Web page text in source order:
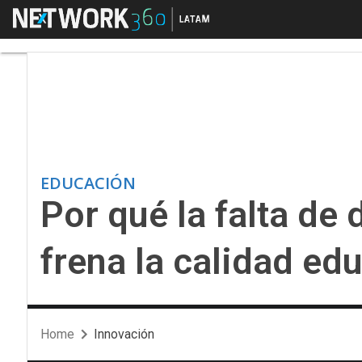
Menú Por qué la falta de
EDUCACIÓN
Por qué la falta de
frena la calidad
Home Innovación